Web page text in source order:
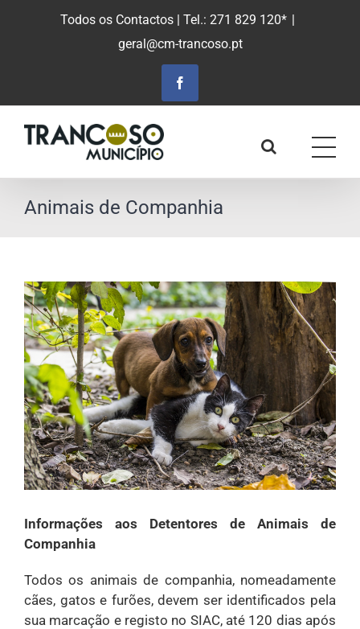
Todos os Contactos | Tel.: 271 829 120* |
geral@cm-trancoso.pt
Facebook
Animais de Companhia
Informações aos Detentores de Animais de
Companhia
Todos os animais de companhia, nomeadamente
cães, gatos e furões, devem ser identificados pela
sua marcação e registo no SIAC, até 120 dias após